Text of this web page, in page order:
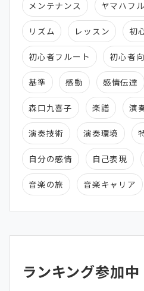
メンテナンス ヤマハフ
リズム レッスン 初
初心者フルート 初心者
基準 感動 感情伝達
森口九喜子 楽譜 演
演奏技術 演奏環境
自分の感情 自己表現
音楽の旅 音楽キャリア
ランキング参加中